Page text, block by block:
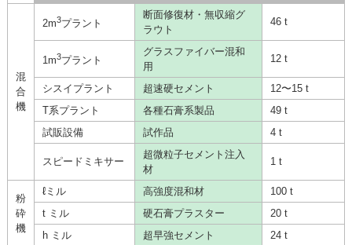
混
合
機
2m3プラント
断面修復材・無収縮グ
ラウト
46 t
1m3プラント
グラスファイバー混和
用
12 t
シスイプラント 超速硬セメント
12〜15 t
T系プラント
各種石膏系製品
49 t
試販設備
試作品 4 t
スピードミキサー
超微粒子セメント注入
材
1 t
粉
砕
機
ℓミル 高強度混和材
100 t
t ミル
硬石膏プラスター
20 t
h ミル
超早強セメント 24 t